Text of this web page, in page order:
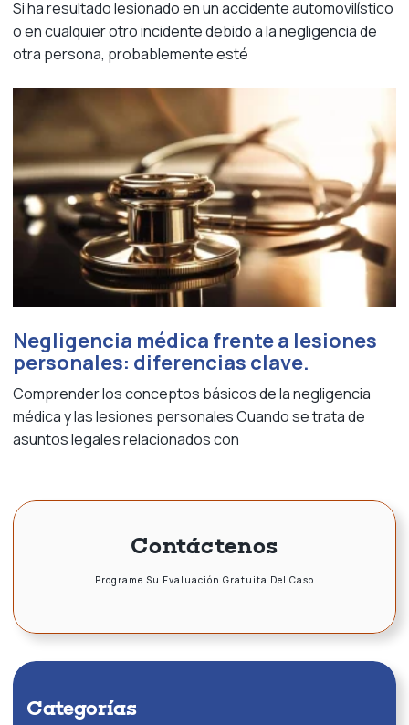
Si ha resultado lesionado en un accidente automovilístico
o en cualquier otro incidente debido a la negligencia de
otra persona, probablemente esté
Negligencia médica frente a lesiones
personales: diferencias clave.
Comprender los conceptos básicos de la negligencia
médica y las lesiones personales Cuando se trata de
asuntos legales relacionados con
Contáctenos
Programe Su Evaluación Gratuita Del Caso
Categorías